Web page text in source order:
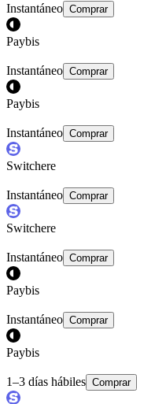
Instantáneo Comprar
Paybis
Instantáneo Comprar
Paybis
Instantáneo Comprar
Switchere
Instantáneo Comprar
Switchere
Instantáneo Comprar
Paybis
Instantáneo Comprar
Paybis
1–3 días hábiles Comprar